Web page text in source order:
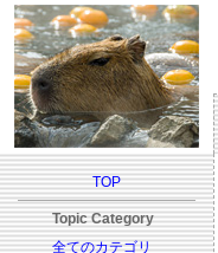
TOP
Topic Category
全てのカテゴリ